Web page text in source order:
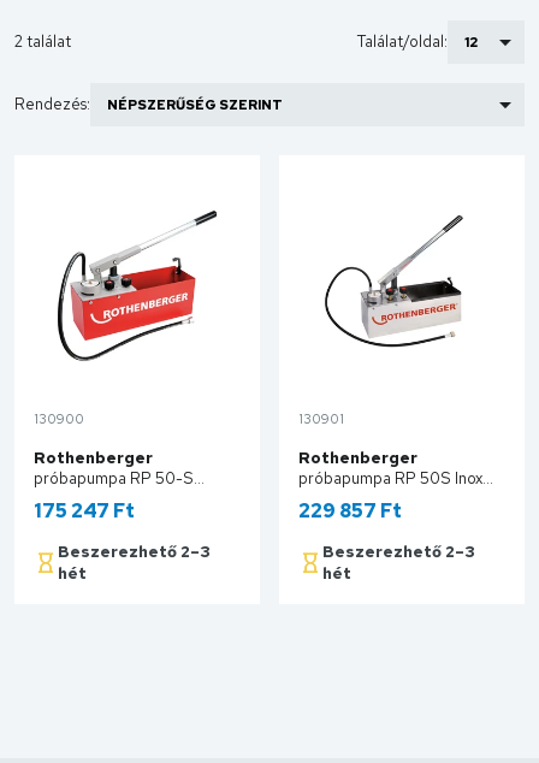
2 találat Találat/oldal:
Rendezés:
130900
Rothenberger
próbapumpa RP 50-S
60200
175 247 Ft
Beszerezhető 2–3
hét
130901
Rothenberger
próbapumpa RP 50S Inox
60203
229 857 Ft
Beszerezhető 2–3
hét